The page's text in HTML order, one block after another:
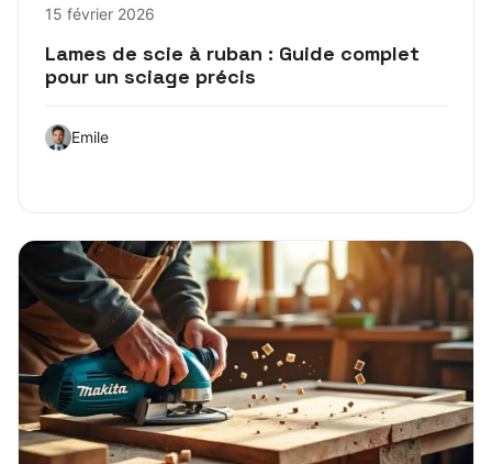
15 février 2026
Lames de scie à ruban : Guide complet
pour un sciage précis
Emile